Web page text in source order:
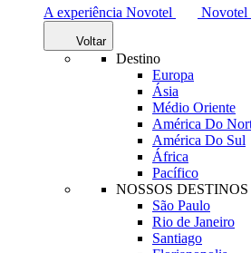
A experiência Novotel
Novotel
Voltar
Destino
Europa
Ásia
Médio Oriente
América Do
América Do Sul
África
Pacífico
NOSSOS
São Paulo
Rio de Janeiro
Santiago